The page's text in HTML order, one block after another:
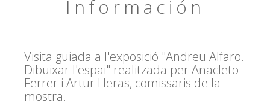
Información
Visita guiada a l'exposició "Andreu Alfaro.
Dibuixar l'espai" realitzada per Anacleto
Ferrer i Artur Heras, comissaris de la
mostra.